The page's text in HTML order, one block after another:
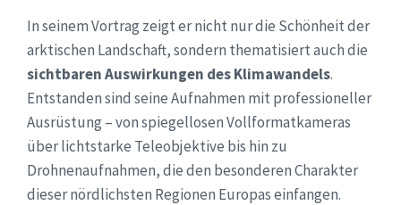
In seinem Vortrag zeigt er nicht nur die Schönheit der
arktischen Landschaft, sondern thematisiert auch die
sichtbaren Auswirkungen des Klimawandels.
Entstanden sind seine Aufnahmen mit professioneller
Ausrüstung – von spiegellosen Vollformatkameras
über lichtstarke Teleobjektive bis hin zu
Drohnenaufnahmen, die den besonderen Charakter
dieser nördlichsten Regionen Europas einfangen.